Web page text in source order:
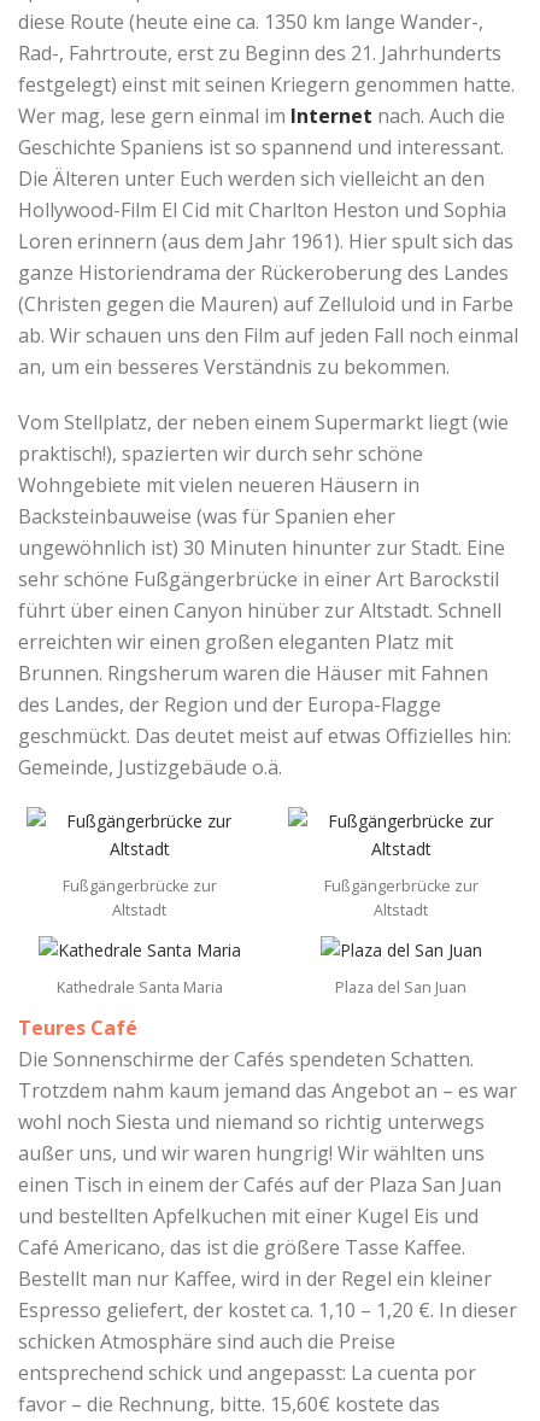
diese Route (heute eine ca. 1350 km lange Wander-,
Rad-, Fahrtroute, erst zu Beginn des 21. Jahrhunderts
festgelegt) einst mit seinen Kriegern genommen hatte.
Wer mag, lese gern einmal im Internet nach. Auch die
Geschichte Spaniens ist so spannend und interessant.
Die Älteren unter Euch werden sich vielleicht an den
Hollywood-Film El Cid mit Charlton Heston und Sophia
Loren erinnern (aus dem Jahr 1961). Hier spult sich das
ganze Historiendrama der Rückeroberung des Landes
(Christen gegen die Mauren) auf Zelluloid und in Farbe
ab. Wir schauen uns den Film auf jeden Fall noch einmal
an, um ein besseres Verständnis zu bekommen.
Vom Stellplatz, der neben einem Supermarkt liegt (wie
praktisch!), spazierten wir durch sehr schöne
Wohngebiete mit vielen neueren Häusern in
Backsteinbauweise (was für Spanien eher
ungewöhnlich ist) 30 Minuten hinunter zur Stadt. Eine
sehr schöne Fußgängerbrücke in einer Art Barockstil
führt über einen Canyon hinüber zur Altstadt. Schnell
erreichten wir einen großen eleganten Platz mit
Brunnen. Ringsherum waren die Häuser mit Fahnen
des Landes, der Region und der Europa-Flagge
geschmückt. Das deutet meist auf etwas Offizielles hin:
Gemeinde, Justizgebäude o.ä.
Fußgängerbrücke zur
Altstadt
Fußgängerbrücke zur
Altstadt
Kathedrale Santa Maria Plaza del San Juan
Teures Café
Die Sonnenschirme der Cafés spendeten Schatten.
Trotzdem nahm kaum jemand das Angebot an – es war
wohl noch Siesta und niemand so richtig unterwegs
außer uns, und wir waren hungrig! Wir wählten uns
einen Tisch in einem der Cafés auf der Plaza San Juan
und bestellten Apfelkuchen mit einer Kugel Eis und
Café Americano, das ist die größere Tasse Kaffee.
Bestellt man nur Kaffee, wird in der Regel ein kleiner
Espresso geliefert, der kostet ca. 1,10 – 1,20 €. In dieser
schicken Atmosphäre sind auch die Preise
entsprechend schick und angepasst: La cuenta por
favor – die Rechnung, bitte. 15,60€ kostete das